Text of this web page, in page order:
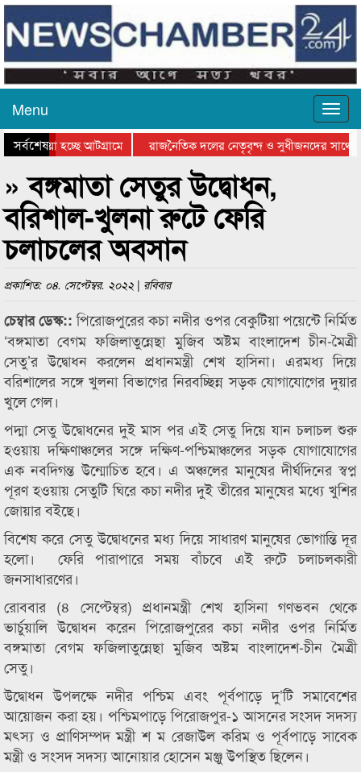
Menu
সর্বশেষ
যাওয়া হচ্ছে আটগ্রামে
রাজনৈতিক দলের নেতৃবৃন্দ ও সুধীজনদের সাথে
সিলেটে বাংলাদেশ গ্রুপ থিয়েটার
» বঙ্গমাতা সেতুর উদ্বোধন,
বরিশাল-খুলনা রুটে ফেরি
চলাচলের অবসান
প্রকাশিত: ০৪. সেপ্টেম্বর. ২০২২ | রবিবার
চেম্বার ডেস্ক::পিরোজপুরের কচা নদীর ওপর বেকুটিয়া পয়েন্টে নির্মিত
‘বঙ্গমাতা বেগম ফজিলাতুন্নেছা মুজিব অষ্টম বাংলাদেশ চীন-মৈত্রী
সেতু’র উদ্বোধন করলেন প্রধানমন্ত্রী শেখ হাসিনা। এরমধ্য দিয়ে
বরিশালের সঙ্গে খুলনা বিভাগের নিরবচ্ছিন্ন সড়ক যোগাযোগের দুয়ার
খুলে গেল।
পদ্মা সেতু উদ্বোধনের দুই মাস পর এই সেতু দিয়ে যান চলাচল শুরু
হওয়ায় দক্ষিণাঞ্চলের সঙ্গে দক্ষিণ-পশ্চিমাঞ্চলের সড়ক যোগাযোগের
এক নবদিগন্ত উন্মোচিত হবে। এ অঞ্চলের মানুষের দীর্ঘদিনের স্বপ্ন
পূরণ হওয়ায় সেতুটি ঘিরে কচা নদীর দুই তীরের মানুষের মধ্যে খুশির
জোয়ার বইছে।
বিশেষ করে সেতু উদ্বোধনের মধ্য দিয়ে সাধারণ মানুষের ভোগান্তি দূর
হলো। ফেরি পারাপারে সময় বাঁচবে এই রুটে চলাচলকারী
জনসাধারণের।
রোববার (৪ সেপ্টেম্বর) প্রধানমন্ত্রী শেখ হাসিনা গণভবন থেকে
ভার্চুয়ালি উদ্বোধন করেন পিরোজপুরের কচা নদীর ওপর নির্মিত
বঙ্গমাতা বেগম ফজিলাতুন্নেছা মুজিব অষ্টম বাংলাদেশ-চীন মৈত্রী
সেতু।
উদ্বোধন উপলক্ষে নদীর পশ্চিম এবং পূর্বপাড়ে দু’টি সমাবেশের
আয়োজন করা হয়। পশ্চিমপাড়ে পিরোজপুর-১ আসনের সংসদ সদস্য
মৎস্য ও প্রাণিসম্পদ মন্ত্রী শ ম রেজাউল করিম ও পূর্বপাড়ে সাবেক
মন্ত্রী ও সংসদ সদস্য আনোয়ার হোসেন মঞ্জু উপস্থিত ছিলেন।